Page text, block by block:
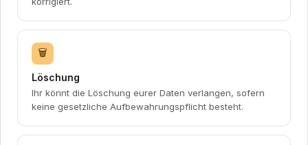
🗑
Löschung
Ihr könnt die Löschung eurer Daten verlangen, sofern
keine gesetzliche Aufbewahrungspflicht besteht.